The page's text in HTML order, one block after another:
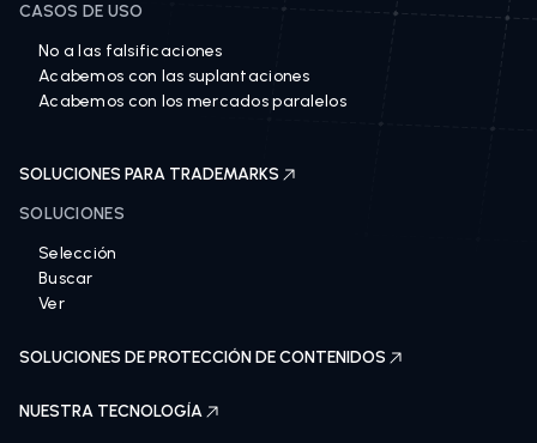
CASOS DE USO
No a las falsificaciones
Acabemos con las suplantaciones
Acabemos con los mercados paralelos
SOLUCIONES PARA TRADEMARKS
SOLUCIONES
Selección
Buscar
Ver
SOLUCIONES DE PROTECCIÓN DE CONTENIDOS
NUESTRA TECNOLOGÍA